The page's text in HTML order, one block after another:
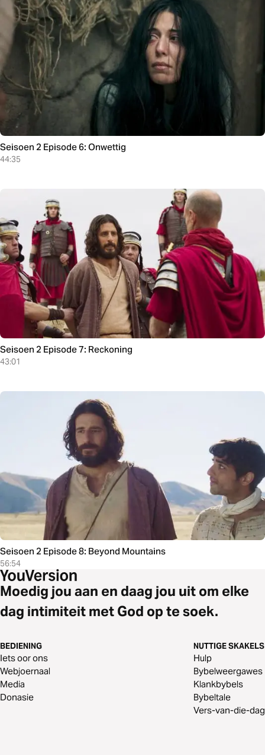
Seisoen 2 Episode 6: Onwettig
44:35
Seisoen 2 Episode 7: Reckoning
43:01
Seisoen 2 Episode 8: Beyond Mountains
56:54
Moedig jou aan en daag jou uit om elke
dag intimiteit met God op te soek.
BEDIENING
Iets oor ons
Webjoernaal
Media
Donasie
NUTTIGE SKAKELS
Hulp
Bybelweergawes
Klankbybels
Bybeltale
Vers-van-die-dag